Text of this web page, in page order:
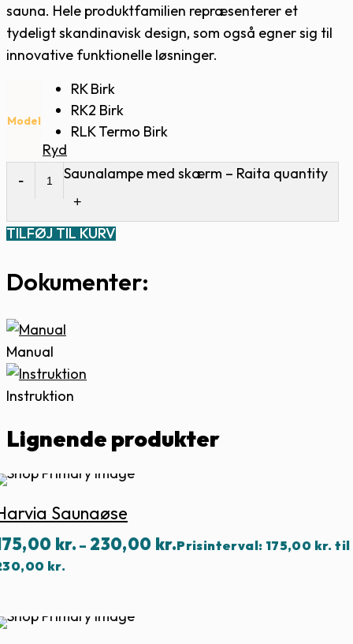
sauna. Hele produktfamilien repræsenterer et
tydeligt skandinavisk design, som også egner sig til
innovative funktionelle løsninger.
Model
RK Birk
RK2 Birk
RLK Termo Birk
Ryd
Saunalampe med skærm – Raita quantity
TILFØJ TIL KURV
Dokumenter:
Manual
Instruktion
Lignende produkter
Saunaøse
kr. – 230,00 kr.Prisinterval: 175,00 kr. til
kr.